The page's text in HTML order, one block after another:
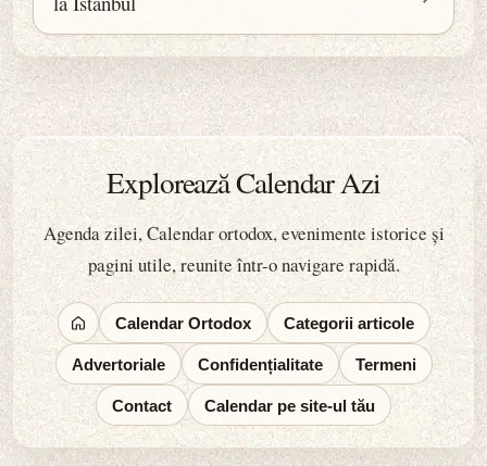
Explorează Calendar Azi
Agenda zilei, Calendar ortodox, evenimente istorice și
pagini utile, reunite într-o navigare rapidă.
Calendar Ortodox Categorii articole
Advertoriale Confidențialitate Termeni
Contact Calendar pe site-ul tău